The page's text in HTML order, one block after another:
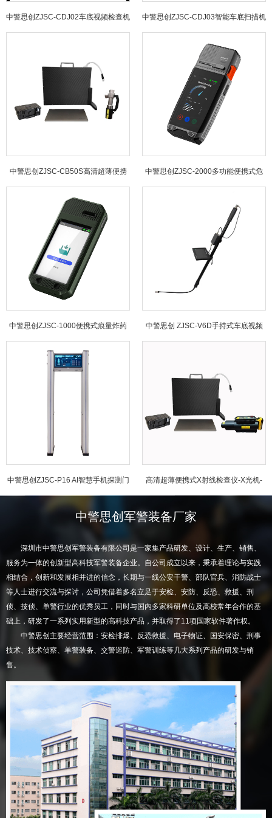
中警思创ZJSC-CDJ02车底视频检查机
器人
中警思创ZJSC-CDJ03智能车底扫描机
器人
中警思创ZJSC-CB50S高清超薄便携
式X射线检查仪
中警思创ZJSC-2000多功能便携式危
险品检测仪
中警思创ZJSC-1000便携式痕量炸药
探测仪
中警思创 ZJSC-V6D手持式车底视频
检查仪
中警思创ZJSC-P16 AI智慧手机探测门 高清超薄便携式X射线检查仪-X光机-
ZJSC-3543
中警思创军警装备厂家
深圳市中警思创军警装备有限公司是一家集产品研发、设计、生产、销售、
服务为一体的创新型高科技军警装备企业。自公司成立以来，秉承着理论与实践
相结合，创新和发展相并进的信念，长期与一线公安干警、部队官兵、消防战士
等人士进行交流与探讨，公司凭借着多名立足于安检、安防、反恐、救援、刑
侦、技侦、单警行业的优秀员工，同时与国内多家科研单位及高校常年合作的基
础上，研发了一系列实用新型的高科技产品，并取得了11项国家软件著作权。
中警思创主要经营范围：安检排爆、反恐救援、电子物证、国安保密、刑事
技术、技术侦察、单警装备、交警巡防、军警训练等几大系列产品的研发与销
售。